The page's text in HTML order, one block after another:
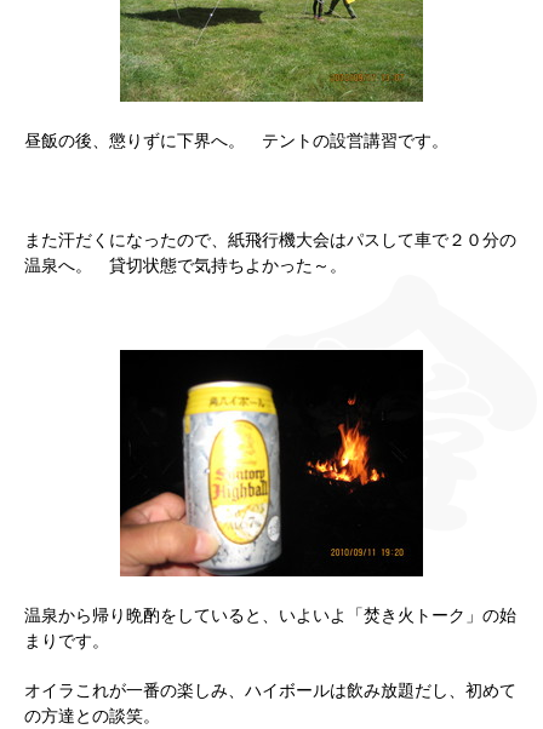
昼飯の後、懲りずに下界へ。 テントの設営講習です。
また汗だくになったので、紙飛行機大会はパスして車で２０分の
温泉へ。 貸切状態で気持ちよかった～。
温泉から帰り晩酌をしていると、いよいよ「焚き火トーク」の始
まりです。
オイラこれが一番の楽しみ、ハイボールは飲み放題だし、初めて
の方達との談笑。